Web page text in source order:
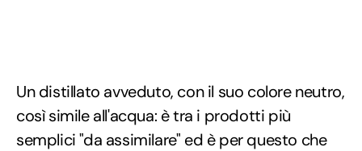
Un distillato avveduto, con il suo colore neutro,
così simile all'acqua: è tra i prodotti più
semplici "da assimilare" ed è per questo che